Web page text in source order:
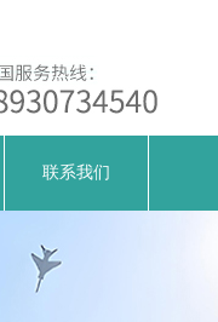
联系我们